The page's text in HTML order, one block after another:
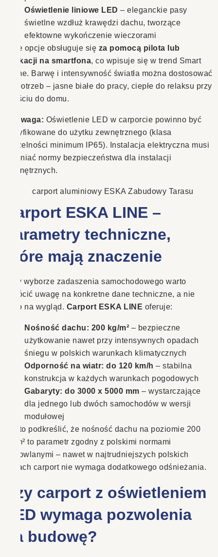
Oświetlenie liniowe LED – eleganckie pasy
świetlne wzdłuż krawędzi dachu, tworzące
efektowne wykończenie wieczorami
Obie opcje obsługuje się za pomocą pilota lub
aplikacji na smartfona, co wpisuje się w trend Smart
Home. Barwę i intensywność światła można dostosować
do potrzeb – jasne białe do pracy, ciepłe do relaksu przy
wejściu do domu.
Uwaga: Oświetlenie LED w carporcie powinno być
certyfikowane do użytku zewnętrznego (klasa
szczelności minimum IP65). Instalacja elektryczna musi
spełniać normy bezpieczeństwa dla instalacji
zewnętrznych.
Carport ESKA LINE –
parametry techniczne,
które mają znaczenie
Przy wyborze zadaszenia samochodowego warto
zwrócić uwagę na konkretne dane techniczne, a nie
tylko na wygląd. Carport ESKA LINE oferuje:
Nośność dachu: 200 kg/m² – bezpieczne
użytkowanie nawet przy intensywnych opadach
śniegu w polskich warunkach klimatycznych
Odporność na wiatr: do 120 km/h – stabilna
konstrukcja w każdych warunkach pogodowych
Gabaryty: do 3000 x 5000 mm – wystarczające
dla jednego lub dwóch samochodów w wersji
modułowej
Warto podkreślić, że nośność dachu na poziomie 200
kg/m² to parametr zgodny z polskimi normami
budowlanymi – nawet w najtrudniejszych polskich
zimach carport nie wymaga dodatkowego odśnieżania.
Czy carport z oświetleniem
LED wymaga pozwolenia
na budowę?